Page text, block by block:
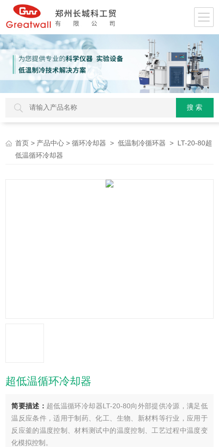
首页 > 产品中心 >循环冷却器 >低温制冷循环器 > LT-20-80超
低温循环冷却器
超低温循环冷却器
简要描述： 超低温循环冷却器LT-20-80向外部提供冷源，满足低
温反应条件，适用于制药、化工、生物、新材料等行业，应用于
反应釜的温度控制、材料测试中的温度控制、工艺过程中温度变
化模拟控制。